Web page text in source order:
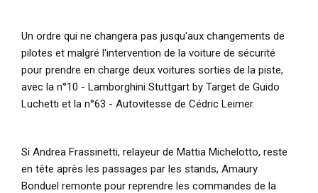
Un ordre qui ne changera pas jusqu'aux changements de
pilotes et malgré l'intervention de la voiture de sécurité
pour prendre en charge deux voitures sorties de la piste,
avec la n°10 - Lamborghini Stuttgart by Target de Guido
Luchetti et la n°63 - Autovitesse de Cédric Leimer.
Si Andrea Frassinetti, relayeur de Mattia Michelotto, reste
en tête après les passages par les stands, Amaury
Bonduel remonte pour reprendre les commandes de la